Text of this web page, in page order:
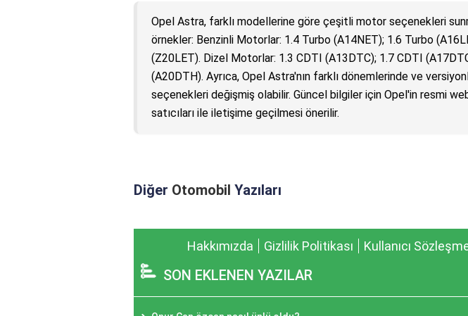
Opel Astra, farklı modellerine göre çeşitli motor seçenekleri
örnekler: Benzinli Motorlar: 1.4 Turbo (A14NET); 1.6 Turbo
(Z20LET). Dizel Motorlar: 1.3 CDTI (A13DTC); 1.7 CDTI
(A20DTH). Ayrıca, Opel Astra'nın farklı dönemlerinde ve
seçenekleri değişmiş olabilir. Güncel bilgiler için Opel'in resmi
satıcıları ile iletişime geçilmesi önerilir.
Diğer Otomobil Yazıları
Hakkımızda Gizlilik Politikası Kullanıcı
SON EKLENEN YAZILAR